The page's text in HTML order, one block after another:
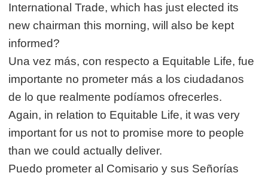
International Trade, which has just elected its
new chairman this morning, will also be kept
informed?
Una vez más, con respecto a Equitable Life, fue
importante no prometer más a los ciudadanos
de lo que realmente podíamos ofrecerles.
Again, in relation to Equitable Life, it was very
important for us not to promise more to people
than we could actually deliver.
Puedo prometer al Comisario y sus Señorías